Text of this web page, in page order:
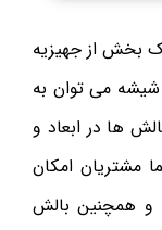
بخش از جهیزیه
می توان به
ها در ابعاد و
مشتریان امکان
و همچنین بالش